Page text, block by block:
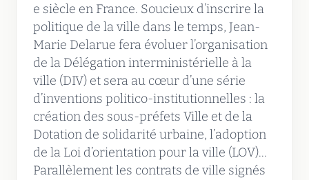
e siècle en France. Soucieux d’inscrire la
politique de la ville dans le temps, Jean-
Marie Delarue fera évoluer l’organisation
de la Délégation interministérielle à la
ville (DIV) et sera au cœur d’une série
d’inventions politico-institutionnelles : la
création des sous-préfets Ville et de la
Dotation de solidarité urbaine, l’adoption
de la Loi d’orientation pour la ville (LOV)...
Parallèlement les contrats de ville signés